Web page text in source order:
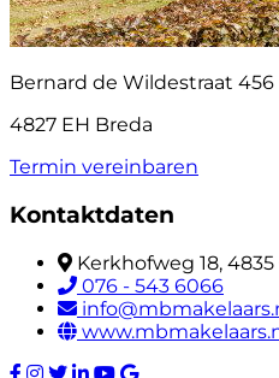
Bernard de Wildestraat 456
4827 EH Breda
Termin vereinbaren
Kontaktdaten
Kerkhofweg 18, 4835
076 - 543 6066